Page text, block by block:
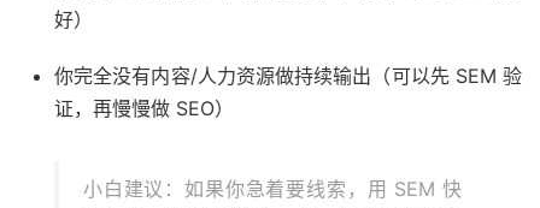
好）
你完全没有内容/人力资源做持续输出（可以先 SEM 验
证，再慢慢做 SEO）
小白建议：如果你急着要线索，用 SEM 快